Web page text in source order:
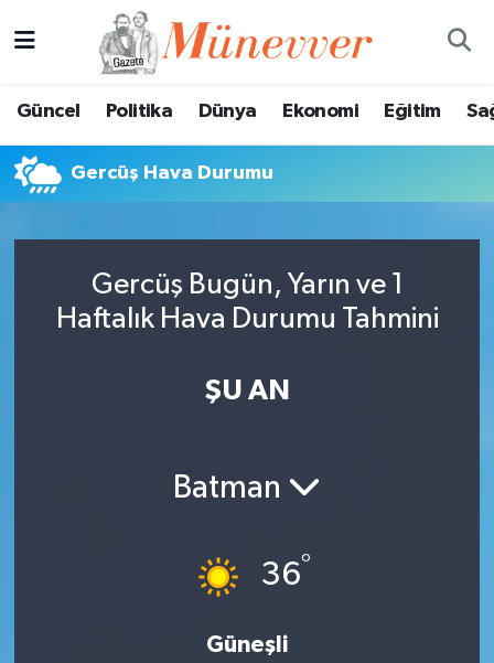
Güncel Politika Dünya Ekonomi Eğitim
Gercüş Hava Durumu
Gercüş Bugün, Yarın ve 1
Haftalık Hava Durumu Tahmini
ŞU AN
Batman
36°
Güneşli
Eğitim
Tüm Manşetler